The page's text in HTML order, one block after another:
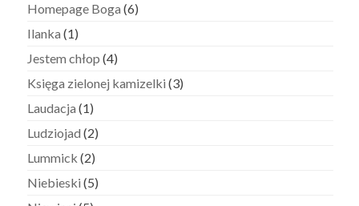
Homepage Boga (6)
Ilanka (1)
Jestem chłop (4)
Księga zielonej kamizelki (3)
Laudacja (1)
Ludziojad (2)
Lummick (2)
Niebieski (5)